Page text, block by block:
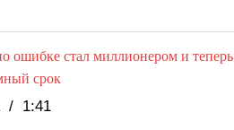
ошибке стал миллионером и теперь
срок
/ 1:41